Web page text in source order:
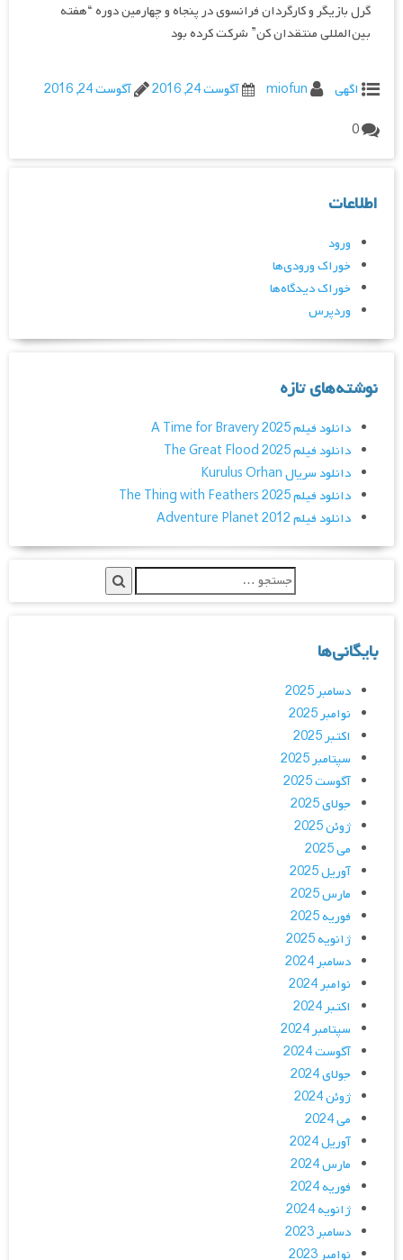
گرل بازیگر و کارگردان فرانسوی در پنجاه و چهارمین دوره “هفته
بین‌المللی منتقدان کن” شرکت کرده بود
اگهی miofun آگوست 24, 2016
آگوست 24, 2016
0
اطلاعات
ورود
خوراک ورودی‌ها
خوراک دیدگاه‌ها
وردپرس
نوشته‌های تازه
دانلود فیلم A Time for Bravery 2025
دانلود فیلم The Great Flood 2025
دانلود سریال Kurulus Orhan
دانلود فیلم The Thing with Feathers 2025
دانلود فیلم Adventure Planet 2012
بایگانی‌ها
دسامبر 2025
نوامبر 2025
اکتبر 2025
سپتامبر 2025
آگوست 2025
جولای 2025
ژوئن 2025
می 2025
آوریل 2025
مارس 2025
فوریه 2025
ژانویه 2025
دسامبر 2024
نوامبر 2024
اکتبر 2024
سپتامبر 2024
آگوست 2024
جولای 2024
ژوئن 2024
می 2024
آوریل 2024
مارس 2024
فوریه 2024
ژانویه 2024
دسامبر 2023
نوامبر 2023